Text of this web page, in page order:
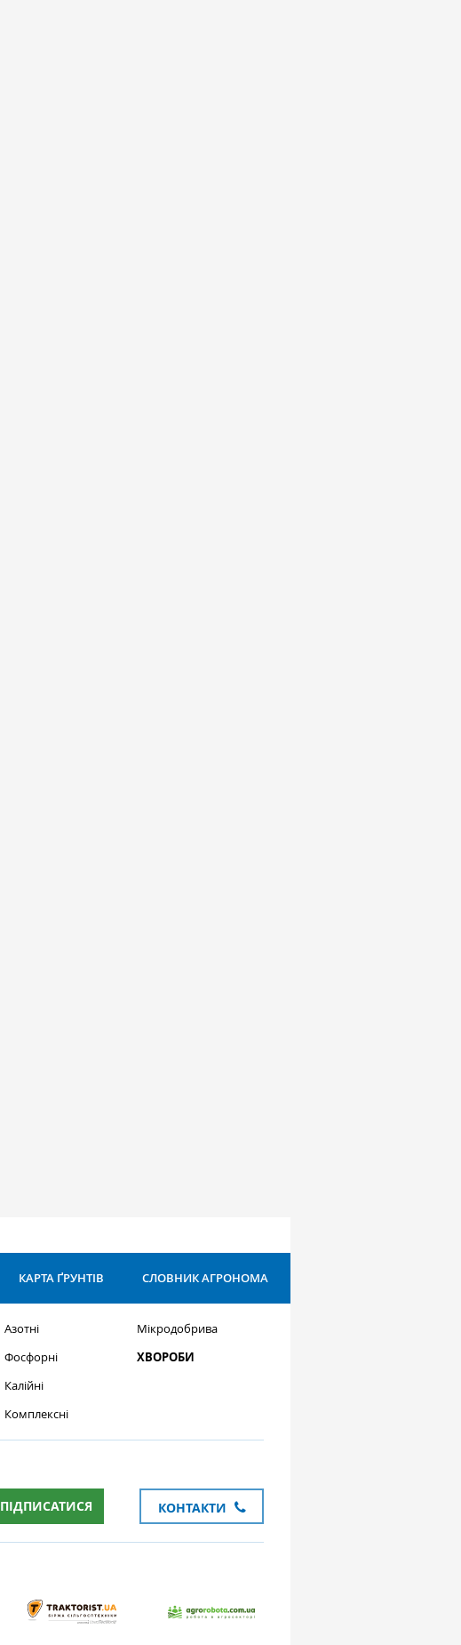
КАРТА ҐРУНТІВ СЛОВНИК АГРОНОМА
Азотні
Фосфорні
Калійні
Комплексні
Мікродобрива
ХВОРОБИ
ПІДПИСАТИСЯ КОНТАКТИ